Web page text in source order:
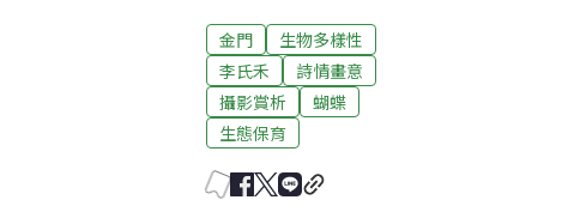
金門
生物多樣性
李氏禾
詩情畫意
攝影賞析
蝴蝶
生態保育